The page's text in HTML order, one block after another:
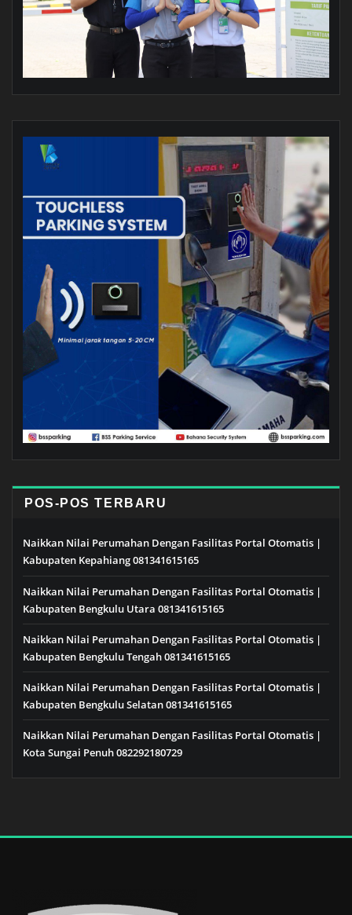
POS-POS TERBARU
Naikkan Nilai Perumahan Dengan Fasilitas Portal Otomatis |
Kabupaten Kepahiang 081341615165
Naikkan Nilai Perumahan Dengan Fasilitas Portal Otomatis |
Kabupaten Bengkulu Utara 081341615165
Naikkan Nilai Perumahan Dengan Fasilitas Portal Otomatis |
Kabupaten Bengkulu Tengah 081341615165
Naikkan Nilai Perumahan Dengan Fasilitas Portal Otomatis |
Kabupaten Bengkulu Selatan 081341615165
Naikkan Nilai Perumahan Dengan Fasilitas Portal Otomatis |
Kota Sungai Penuh 082292180729